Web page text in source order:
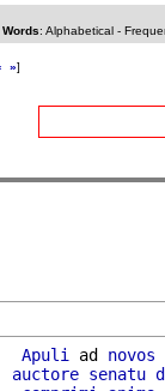
Words: Alphabetical-
»]
Apuli ad novos
auctore senatu